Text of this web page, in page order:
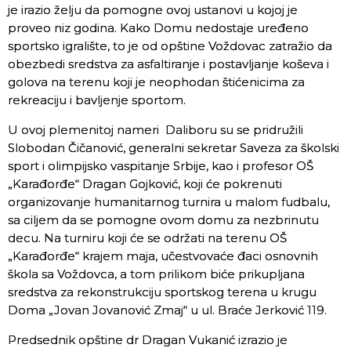
je irazio želju da pomogne ovoj ustanovi u kojoj je
proveo niz godina. Kako Domu nedostaje uređeno
sportsko igralište, to je od opštine Voždovac zatražio da
obezbedi sredstva za asfaltiranje i postavljanje koševa i
golova na terenu koji je neophodan štićenicima za
rekreaciju i bavljenje sportom.
U ovoj plemenitoj nameri Daliboru su se pridružili
Slobodan Čičanović, generalni sekretar Saveza za školski
sport i olimpijsko vaspitanje Srbije, kao i profesor OŠ
„Karađorđe“ Dragan Gojković, koji će pokrenuti
organizovanje humanitarnog turnira u malom fudbalu,
sa ciljem da se pomogne ovom domu za nezbrinutu
decu. Na turniru koji će se održati na terenu OŠ
„Karađorđe“ krajem maja, učestvovaće đaci osnovnih
škola sa Voždovca, a tom prilikom biće prikupljana
sredstva za rekonstrukciju sportskog terena u krugu
Doma „Jovan Jovanović Zmaj“ u ul. Braće Jerković 119.
Predsednik opštine dr Dragan Vukanić izrazio je